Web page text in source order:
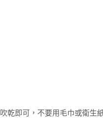
乾即可，不要用毛巾或衛生